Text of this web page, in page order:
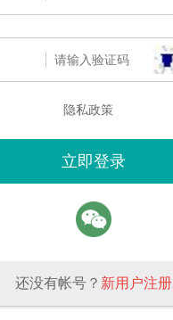
隐私政策
还没有帐号？ 新用户注册